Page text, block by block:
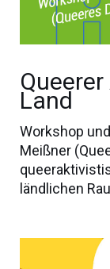
Land
Workshop
Meißner
ländlichen